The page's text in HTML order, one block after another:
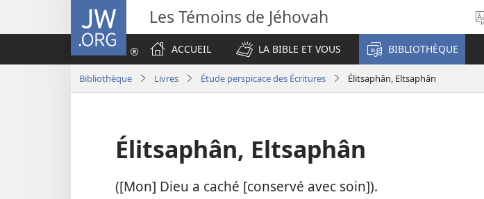
JW.ORG Les Témoins de Jéhovah
ACCUEIL
LA BIBLE ET VOUS BIBLIOTHÈQUE
Bibliothèque Livres Étude perspicace des Écritures Élitsaphân, Eltsaphân
Élitsaphân, Eltsaphân
([Mon] Dieu a caché [conservé avec soin]).